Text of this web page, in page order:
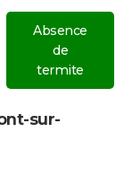
Absence
de
termite
sur-